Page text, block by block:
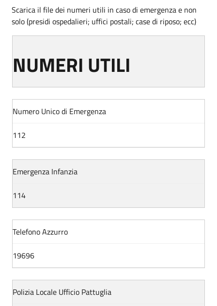
Scarica il file dei numeri utili in caso di emergenza e non
solo (presidi ospedalieri; uffici postali; case di riposo; ecc)
NUMERI UTILI
Numero Unico di Emergenza
112
Emergenza Infanzia
114
Telefono Azzurro
19696
Polizia Locale Ufficio Pattuglia